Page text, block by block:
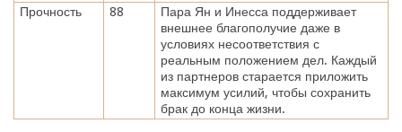
Прочность
88
Пара Ян и Инесса поддерживает
внешнее благополучие даже в
условиях несоответствия с
реальным положением дел. Каждый
из партнеров старается приложить
максимум усилий, чтобы сохранить
брак до конца жизни.